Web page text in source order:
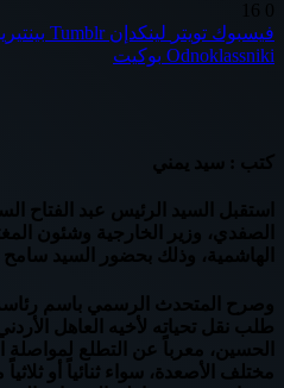
فيسبوك تويتر لينكدإن
Odnoklassniki بوكيت
كتب : سيد يمني
استقبل السيد الرئيس عبد الفتاح
الصفدي، وزير الخارجية وشئون
الهاشمية، وذلك بحضور السيد
وصرح المتحدث الرسمي باسم رئاسة
طلب نقل تحياته لأخيه العاهل
الحسين، معرباً عن التطلع لمواصلة
مختلف الأصعدة، سواء ثنائياً أو